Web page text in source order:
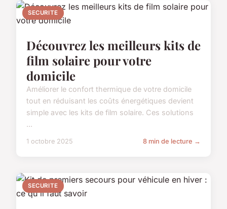
SECURITE
Découvrez les meilleurs kits de
film solaire pour votre
domicile
Améliorer le confort thermique de votre domicile
tout en réduisant les coûts énergétiques devient
simple avec les kits de film solaire. Ces solutions
...
1 octobre 2025 8 min de lecture →
SECURITE